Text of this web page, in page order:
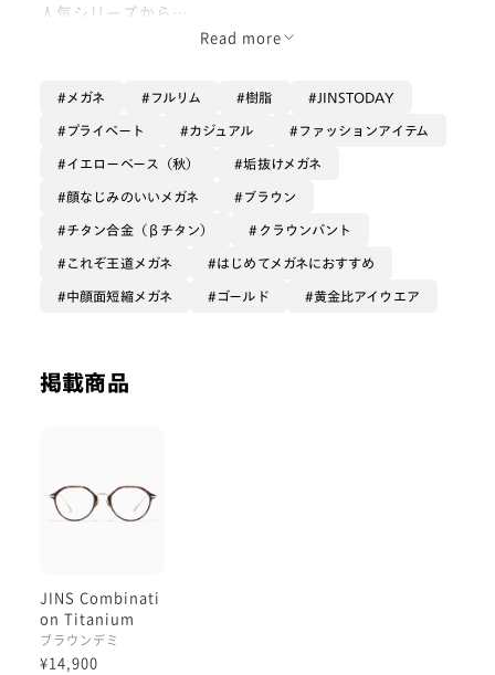
人気シリーズから
新型のクラウンパントが登場しました。
上部分の多角形にカット
されているので丸すぎず
自然でオシャレな印象になっています♪
メガネの印象を少し出しつつ
オシャレに魅せたい方にオススメの形です📕👓☕️
バランスよく見える！！
す！！
す。
※ISO 12870:2024(ISO規格:国際標準化機構が策定する
国際的な標準規格)
Read more
メガネ フルリム 樹脂 JINSTODAY
プライベート カジュアル ファッションアイテム
イエローベース（秋） 垢抜けメガネ
顔なじみのいいメガネ ブラウン
チタン合金（βチタン） クラウンパント
これぞ王道メガネ はじめてメガネにおすすめ
中顔面短縮メガネ ゴールド 黄金比アイウエア
掲載商品
JINS Combinati
on Titanium
［中顔面短縮メガ
ネ］
ブラウンデミ
¥14,900